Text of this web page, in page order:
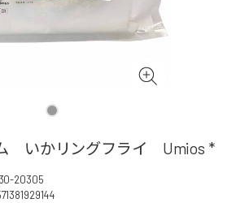
いかリングフライ Umios *
20305